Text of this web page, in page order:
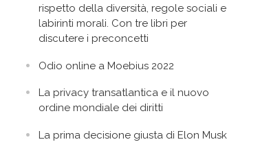
rispetto della diversità, regole sociali e
labirinti morali. Con tre libri per
discutere i preconcetti
Odio online a Moebius 2022
La privacy transatlantica e il nuovo
ordine mondiale dei diritti
La prima decisione giusta di Elon Musk